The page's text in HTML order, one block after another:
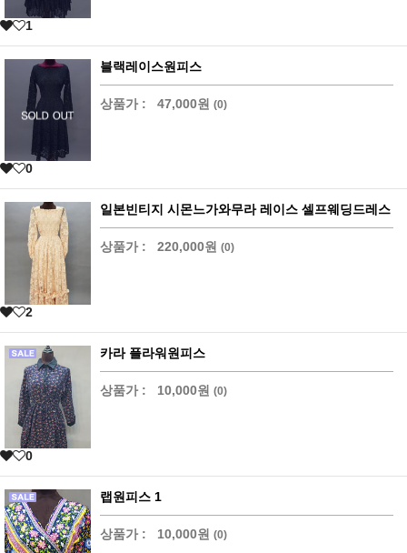
1
블랙레이스원피스
상품가 : 47,000원 (0)
0
일본빈티지 시몬느가와무라 레이스 셀프웨딩드레스
상품가 : 220,000원 (0)
2
카라 플라워원피스
상품가 : 10,000원 (0)
0
랩원피스 1
상품가 : 10,000원 (0)